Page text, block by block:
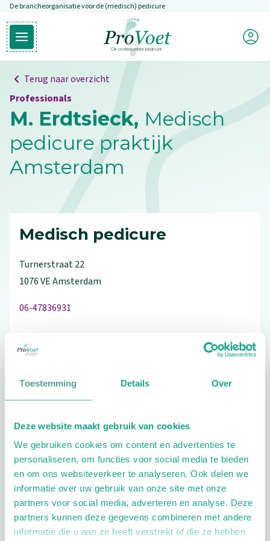
Toestemming Details Over
Deze website maakt gebruik van cookies
We gebruiken cookies om content en advertenties te
personaliseren, om functies voor social media te bieden
en om ons websiteverkeer te analyseren. Ook delen we
informatie over uw gebruik van onze site met onze
partners voor social media, adverteren en analyse. Deze
partners kunnen deze gegevens combineren met andere
informatie die u aan ze heeft verstrekt of die ze hebben
Overslaan en naar de inhoud gaan
De brancheorganisatie voor de (medisch) pedicure
Open hoofdmenu
Ga naar de homepagina
Mijn
Terug naar overzicht
Professionals
M. Erdtsieck, Medisch
pedicure praktijk
Amsterdam
Medisch pedicure
Turnerstraat22
1076 VEAmsterdam
06-47836931
Schrijf ook een review
Extra opties